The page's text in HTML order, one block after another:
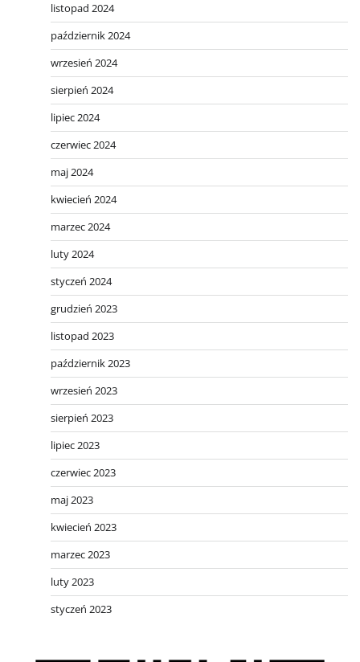
listopad 2024
październik 2024
wrzesień 2024
sierpień 2024
lipiec 2024
czerwiec 2024
maj 2024
kwiecień 2024
marzec 2024
luty 2024
styczeń 2024
grudzień 2023
listopad 2023
październik 2023
wrzesień 2023
sierpień 2023
lipiec 2023
czerwiec 2023
maj 2023
kwiecień 2023
marzec 2023
luty 2023
styczeń 2023